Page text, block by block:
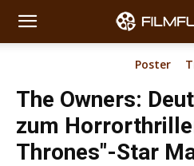
Poster
The Owners:
zum
Thrones"-Star